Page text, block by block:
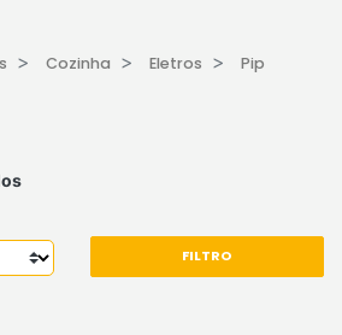
Cozinha Eletros Pipoqueiras
FILTRO